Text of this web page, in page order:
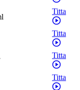
Titta
Titta
Titta
Titta